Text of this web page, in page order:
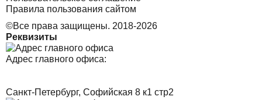
Правила пользования сайтом
©Все права защищены. 2018-2026
Реквизиты
Адрес главного офиса:
Санкт-Петербург, Софийская 8 к1 стр2